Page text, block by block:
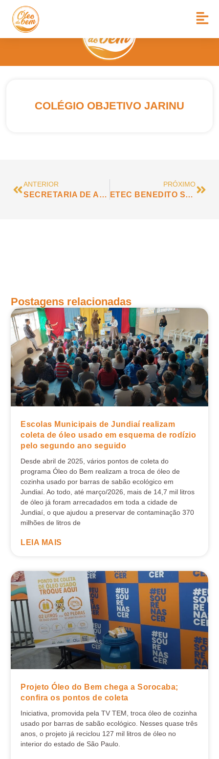
COLÉGIO OBJETIVO JARINU
ANTERIOR
SECRETARIA DE AGRICULTURA E MEIO AMBIENTE DE JARINU
PRÓXIMO
ETEC BENEDITO STORANI
Postagens relacionadas
Escolas Municipais de Jundiaí realizam
coleta de óleo usado em esquema de rodízio
pelo segundo ano seguido
Desde abril de 2025, vários pontos de coleta do
programa Óleo do Bem realizam a troca de óleo de
cozinha usado por barras de sabão ecológico em
Jundiaí. Ao todo, até março/2026, mais de 14,7 mil litros
de óleo já foram arrecadados em toda a cidade de
Jundiaí, o que ajudou a preservar de contaminação 370
milhões de litros de
LEIA MAIS
Projeto Óleo do Bem chega a Sorocaba;
confira os pontos de coleta
Iniciativa, promovida pela TV TEM, troca óleo de cozinha
usado por barras de sabão ecológico. Nesses quase três
anos, o projeto já reciclou 127 mil litros de óleo no
interior do estado de São Paulo.